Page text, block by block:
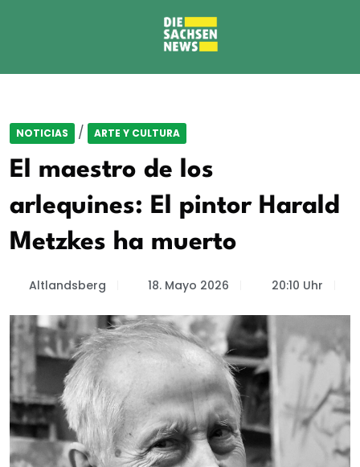
NOTICIAS / ARTE Y CULTURA
El maestro de los
arlequines: El pintor Harald
Metzkes ha muerto
Altlandsberg 18. Mayo 2026 20:10 Uhr